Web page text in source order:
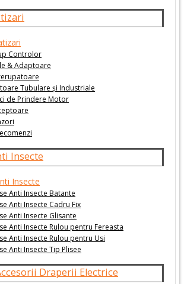
Controlor
& Adaptoare
Tubulare și Industriale
de Prindere Motor
Insecte
Anti Insecte Batante
Anti Insecte Cadru Fix
Anti Insecte Glisante
Anti Insecte Rulou pentru Fereasta
Anti Insecte Rulou pentru Usi
Anti Insecte Tip Plisee
Draperii Electrice